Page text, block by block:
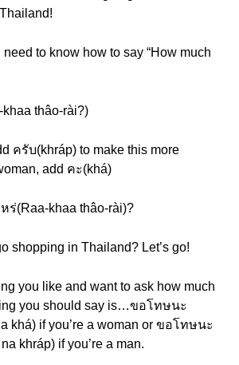
to know how to say “How much
thâo-rài?)
ครับ(khráp) to make this more
add คะ(khá)
ร่(Raa-khaa thâo-rài)?
shopping in Thailand? Let’s go!
you like and want to ask how much
you should say is…ขอโทษนะ
khá) if you’re a woman or ขอโทษนะ
khráp) if you’re a man.